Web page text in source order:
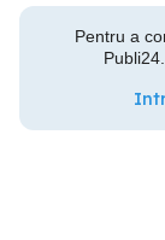
Pentru a